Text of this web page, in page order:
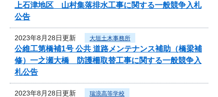
上石津地区 山村集落排水工事に関する一般競争入札
公告
2023年8月28日更新 大垣土木事務所
公維工第橋補1号 公共 道路メンテナンス補助（橋梁補
修）一之瀬大橋 防護柵取替工事に関する一般競争入
札公告
2023年8月28日更新 瑞浪高等学校